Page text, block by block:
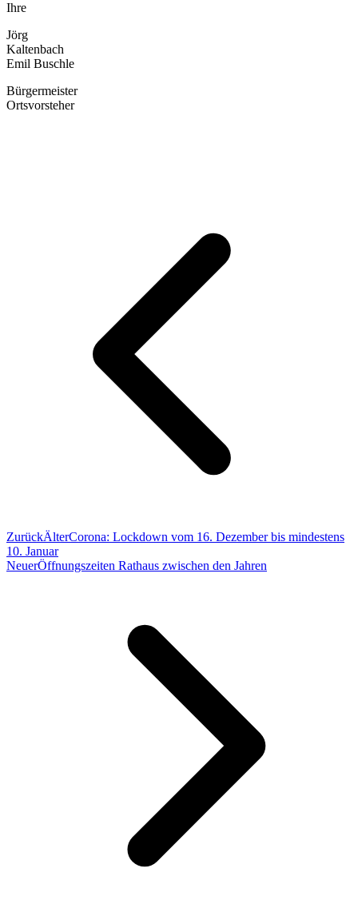
Ihre
Jörg
Kaltenbach
Emil Buschle
Ortsvorsteher
ZurückÄlterCorona: Lockdown vom 16. Dezember bis mindestens
10. Januar
NeuerÖffnungszeiten Rathaus zwischen den Jahren